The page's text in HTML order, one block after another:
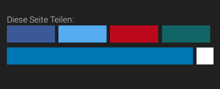
Diese Seite Teilen: